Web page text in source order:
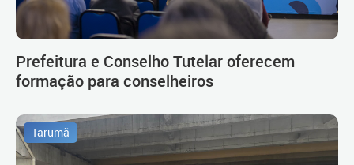
Prefeitura e Conselho Tutelar oferecem
formação para conselheiros
Tarumã